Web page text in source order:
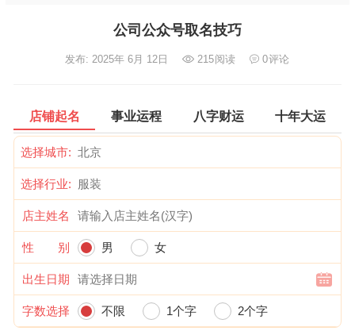
公司公众号取名技巧
发布: 2025年 6月 12日 215阅读 0评论
店铺起名 事业运程 八字财运 十年大运
选择城市:
选择行业:
店主姓名
性 别 男 女
出生日期
字数选择 不限 1个字 2个字